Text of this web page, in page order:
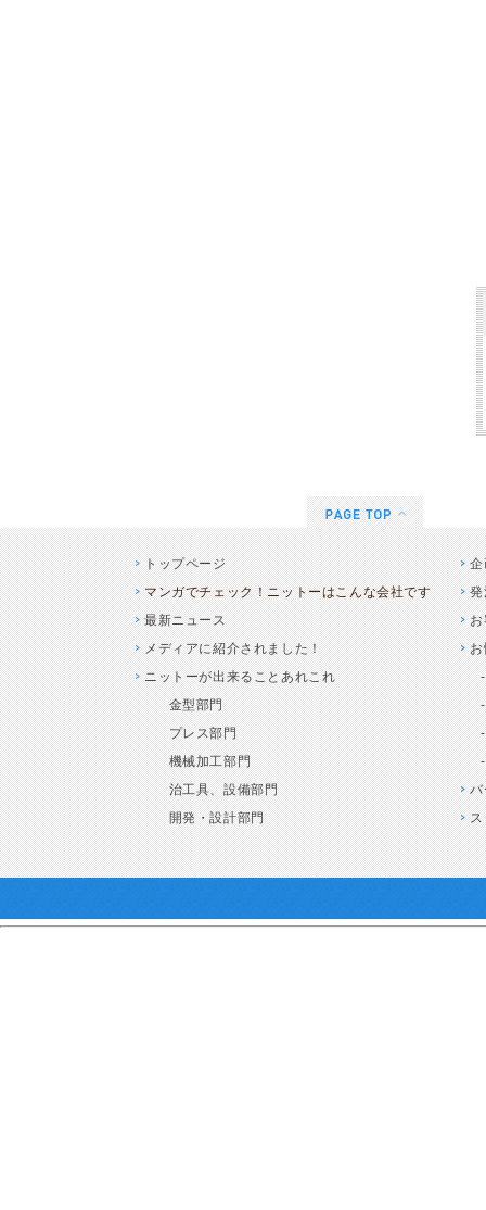
トップページ
マンガでチェック！ニットーはこんな会社です
最新ニュース
メディアに紹介されました！
ニットーが出来ることあれこれ
金型部門
プレス部門
機械加工部門
治工具、設備部門
開発・設計部門
企
発
お
お
バ
ス